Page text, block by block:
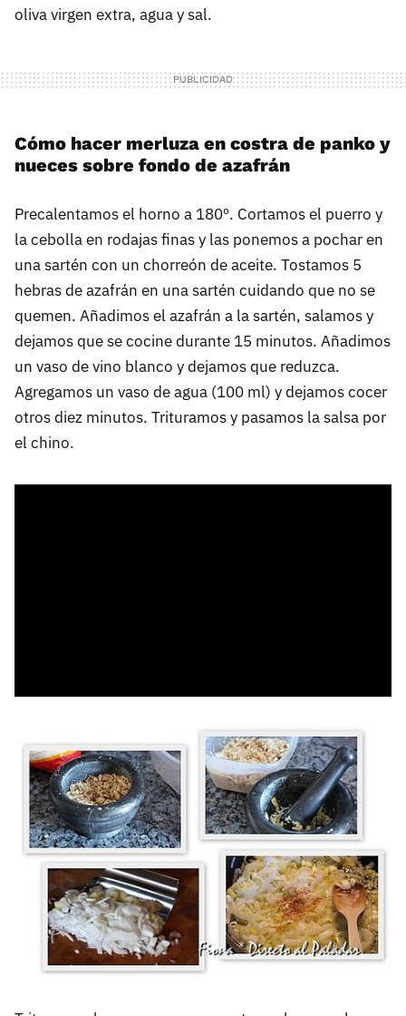
oliva virgen extra, agua y sal.
Cómo hacer merluza en costra de panko y
nueces sobre fondo de azafrán
Precalentamos el horno a 180º. Cortamos el puerro y
la cebolla en rodajas finas y las ponemos a pochar en
una sartén con un chorreón de aceite. Tostamos 5
hebras de azafrán en una sartén cuidando que no se
quemen. Añadimos el azafrán a la sartén, salamos y
dejamos que se cocine durante 15 minutos. Añadimos
un vaso de vino blanco y dejamos que reduzca.
Agregamos un vaso de agua (100 ml) y dejamos cocer
otros diez minutos. Trituramos y pasamos la salsa por
el chino.